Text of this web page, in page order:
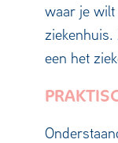
waar je wilt
een het